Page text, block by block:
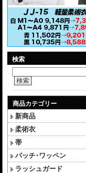
検索
検索
商品カテゴリー
新商品
柔術衣
帯
パッチ･ワッペン
ラッシュガード